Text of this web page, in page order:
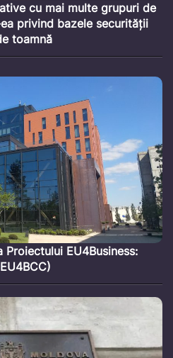
cu mai multe grupuri de
privind bazele securității
toamnă
EU4Business: